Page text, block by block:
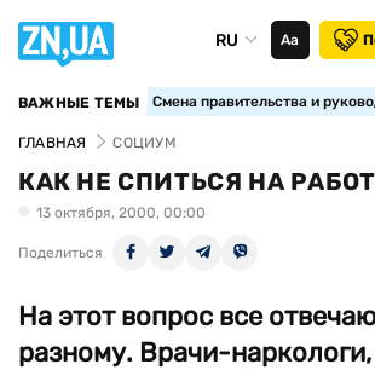
RU Аа
ВАЖНЫЕ ТЕМЫ Смена правительства и
ГЛАВНАЯ СОЦИУМ
КАК НЕ СПИТЬСЯ НА
13 октября, 2000, 00:00
Поделиться
На этот вопрос все
разному. Врачи-